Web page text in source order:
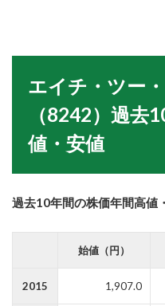
エイチ・ツー
（8242） 過去
値・安値
過去10年間の株価年間高値
始値（円）
2015 1,907.0